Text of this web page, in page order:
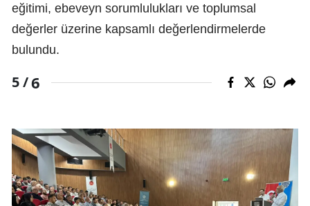
eğitimi, ebeveyn sorumlulukları ve toplumsal
değerler üzerine kapsamlı değerlendirmelerde
bulundu.
5 /6